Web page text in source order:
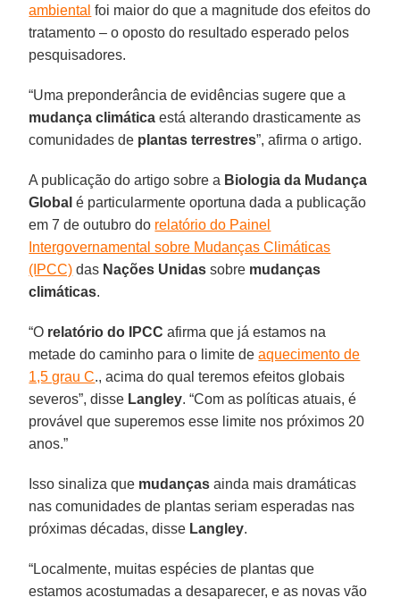
ambiental foi maior do que a magnitude dos efeitos do
tratamento – o oposto do resultado esperado pelos
pesquisadores.
“Uma preponderância de evidências sugere que a
mudança climática está alterando drasticamente as
comunidades de plantas terrestres”, afirma o artigo.
A publicação do artigo sobre a Biologia da Mudança
Global é particularmente oportuna dada a publicação
em 7 de outubro do relatório do Painel
Intergovernamental sobre Mudanças Climáticas
(IPCC) das Nações Unidas sobre mudanças
climáticas.
“O relatório do IPCC afirma que já estamos na
metade do caminho para o limite deaquecimento de
1,5 grau C., acima do qual teremos efeitos globais
severos”, disse Langley. “Com as políticas atuais, é
provável que superemos esse limite nos próximos 20
anos.”
Isso sinaliza que mudanças ainda mais dramáticas
nas comunidades de plantas seriam esperadas nas
próximas décadas, disse Langley.
“Localmente, muitas espécies de plantas que
estamos acostumadas a desaparecer, e as novas vão